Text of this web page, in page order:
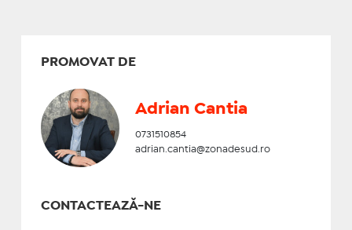
PROMOVAT DE
Adrian Cantia
0731510854
adrian.cantia@zonadesud.ro
CONTACTEAZĂ-NE